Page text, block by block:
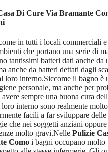
Di Cure Via Bramante
in tutti i locali commerciali
che portano una serie di
tantissimi batteri dati anche da
anche da batteri dettati dagli
loro interno.Siccome il bagno è
personale, ma anche per
avere sempre una buona cura
interno sono realmente
facili a far sviluppare
che nei soggetti anziani
molto gravi.Nelle Pulizie
Como i bagni occupano molto